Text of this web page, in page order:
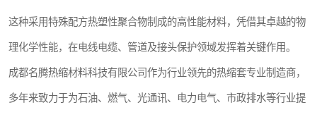
这种采用特殊配方热塑性聚合物制成的高性能材料，凭借其卓越的物
理化学性能，在电线电缆、管道及接头保护领域发挥着关键作用。
成都名腾热缩材料科技有限公司作为行业领先的热缩套专业制造商，
多年来致力于为石油、燃气、光通讯、电力电气、市政排水等行业提